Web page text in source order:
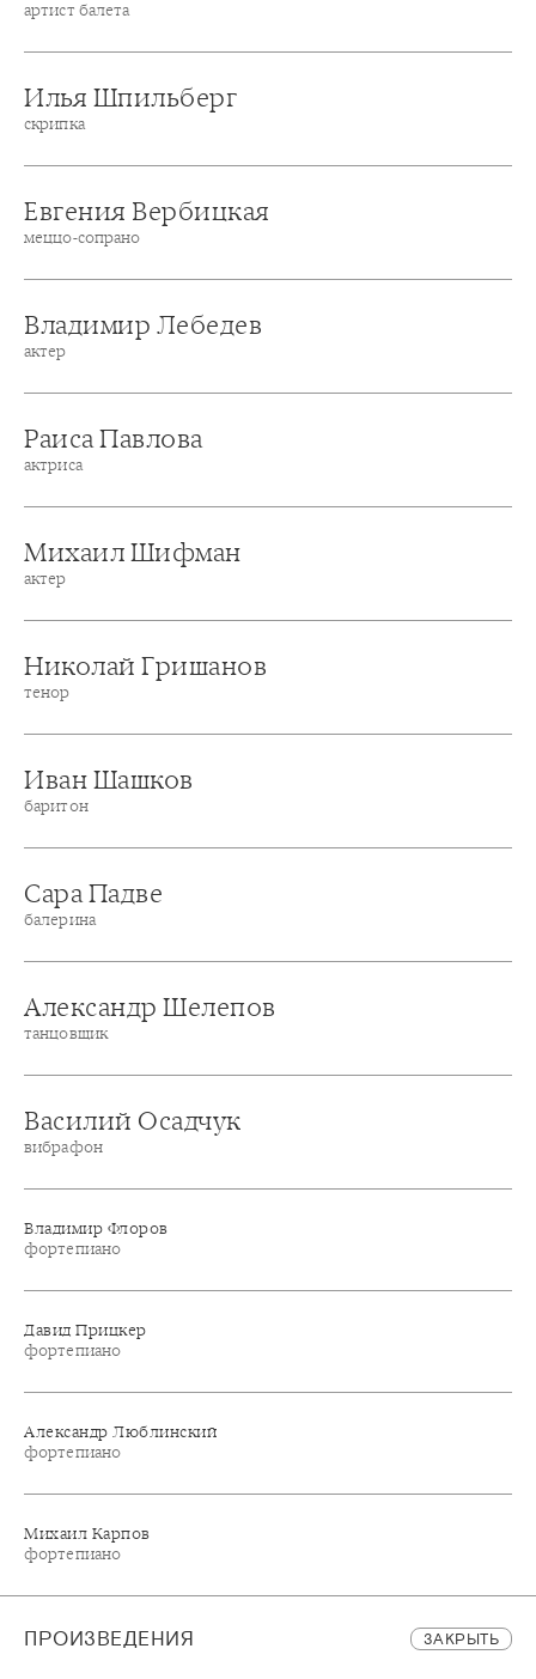
артист балета
Илья Шпильберг
скрипка
Евгения Вербицкая
меццо-сопрано
Владимир Лебедев
актер
Раиса Павлова
актриса
Михаил Шифман
актер
Николай Гришанов
тенор
Иван Шашков
баритон
Сара Падве
балерина
Александр Шелепов
танцовщик
Василий Осадчук
вибрафон
Владимир Флоров
фортепиано
Давид Прицкер
фортепиано
Александр Люблинский
фортепиано
Михаил Карпов
фортепиано
ПРОИЗВЕДЕНИЯ ЗАКРЫТЬ